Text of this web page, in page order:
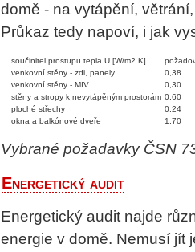
domě - na vytápění,
Průkaz tedy napoví, i jak
součinitel prostupu tepla U [W/m2.K]
venkovní stěny - zdi, panely
0,38
venkovní stěny - MIV
0,30
stěny a stropy k nevytápěným prostorám 0,60
ploché střechy
0,24
okna a balkónové dveře
1,70
Vybrané požadavky ČSN
Energetický audit
Energetický audit najde
energie v domě. Nemusí jít